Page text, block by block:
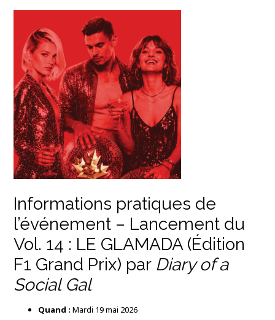
Informations pratiques de
l’événement – Lancement du
Vol. 14 : LE GLAMADA (Édition
F1 Grand Prix) par Diary of a
Social Gal
Quand : Mardi 19 mai 2026